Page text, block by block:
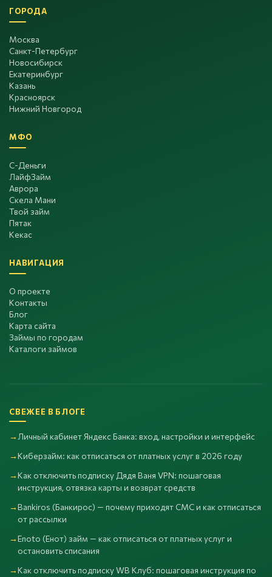
ГОРОДА
Москва
Санкт-Петербург
Новосибирск
Екатеринбург
Казань
Красноярск
Нижний Новгород
МФО
С-Деньги
ЛайфЗайм
Аврора
Скела Мани
Твой займ
Пятак
Кекас
НАВИГАЦИЯ
О проекте
Контакты
Блог
Карта сайта
Займы по городам
Каталоги займов
СВЕЖЕЕ В БЛОГЕ
Личный кабинет Яндекс Банка: вход, настройки и интерфейс
Киберзайм: как отписаться от платных услуг в 2026 году
Как отключить подписку Дядя Ваня VPN: пошаговая
инструкция, отвязка карты и возврат средств
Bankiros (Банкирос) — почему приходят СМС и как отписаться
от рассылки
Enoto (Енот) займ — как отписаться от платных услуг и
остановить списания
Как отключить подписку WB Клуб: пошаговая инструкция по